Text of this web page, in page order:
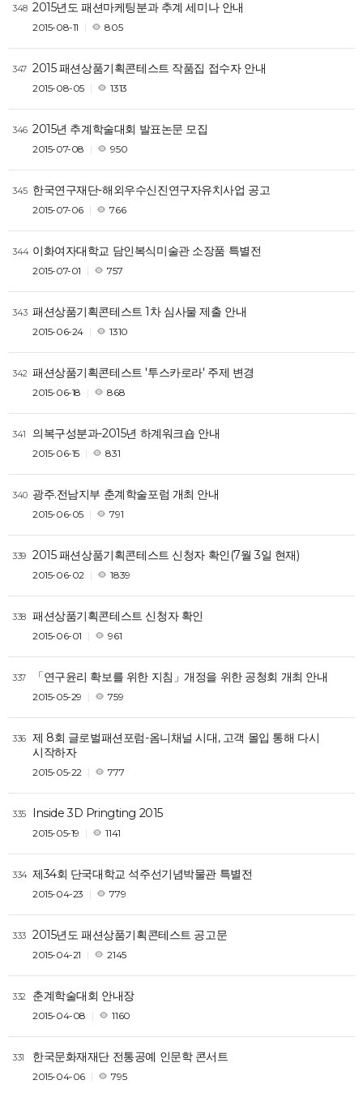
348 2015년도 패션마케팅분과 추계 세미나 안내
2015-08-11 805
347 2015 패션상품기획콘테스트 작품집 접수자 안내
2015-08-05 1313
346 2015년 추계학술대회 발표논문 모집
2015-07-08 950
345 한국연구재단-해외우수신진연구자유치사업 공고
2015-07-06 766
344 이화여자대학교 담인복식미술관 소장품 특별전
2015-07-01 757
343 패션상품기획콘테스트 1차 심사물 제출 안내
2015-06-24 1310
342 패션상품기획콘테스트 '투스카로라' 주제 변경
2015-06-18 868
341 의복구성분과-2015년 하계워크숍 안내
2015-06-15 831
340 광주.전남지부 춘계학술포럼 개최 안내
2015-06-05 791
339 2015 패션상품기획콘테스트 신청자 확인(7월 3일 현재)
2015-06-02 1839
338 패션상품기획콘테스트 신청자 확인
2015-06-01 961
337 「연구윤리 확보를 위한 지침」개정을 위한 공청회 개최 안내
2015-05-29 759
336 제 8회 글로벌패션포럼-옴니채널 시대, 고객 몰입 통해 다시
시작하자
2015-05-22 777
335 Inside 3D Pringting 2015
2015-05-19 1141
334 제34회 단국대학교 석주선기념박물관 특별전
2015-04-23 779
333 2015년도 패션상품기획콘테스트 공고문
2015-04-21 2145
332 춘계학술대회 안내장
2015-04-08 1160
331 한국문화재재단 전통공예 인문학 콘서트
2015-04-06 795